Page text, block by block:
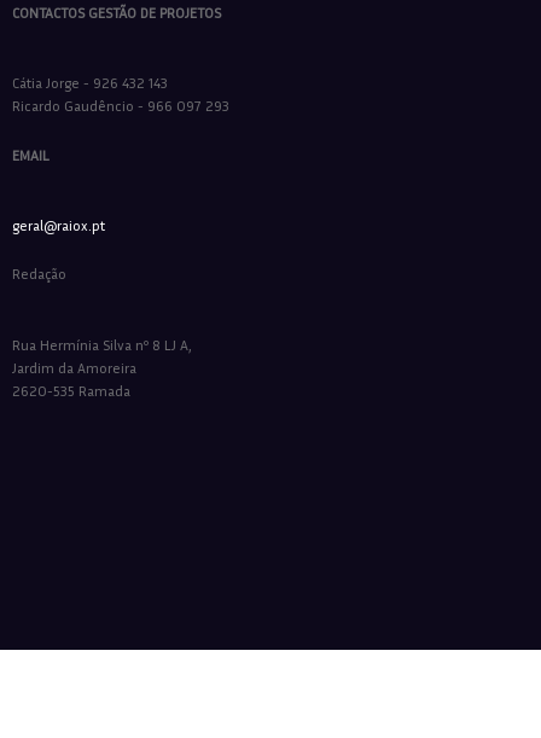
CONTACTOS GESTÃO DE PROJETOS
Cátia Jorge - 926 432 143
Ricardo Gaudêncio - 966 097 293
EMAIL
geral@raiox.pt
Redação
Rua Hermínia Silva nº 8 LJ A,
Jardim da Amoreira
2620-535 Ramada